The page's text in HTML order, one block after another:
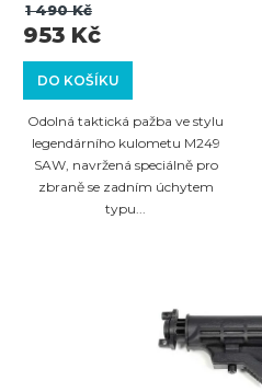
DO KOŠÍKU
953 Kč
1 490 Kč
Odolná taktická pažba ve stylu
legendárního kulometu M249
SAW, navržená speciálně pro
zbraně se zadním úchytem
typu...